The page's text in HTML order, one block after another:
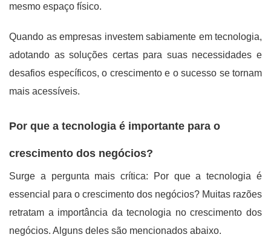
mesmo espaço físico.
Quando as empresas investem sabiamente em tecnologia,
adotando as soluções certas para suas necessidades e
desafios específicos, o crescimento e o sucesso se tornam
mais acessíveis.
Por que a tecnologia é importante para o
crescimento dos negócios?
Surge a pergunta mais crítica: Por que a tecnologia é
essencial para o crescimento dos negócios? Muitas razões
retratam a importância da tecnologia no crescimento dos
negócios. Alguns deles são mencionados abaixo.